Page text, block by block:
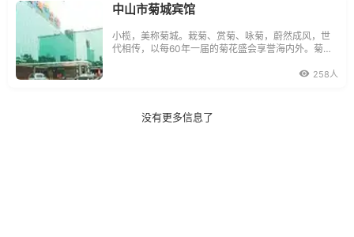
善，中
中山市菊城宾馆
小榄，美称菊城。栽菊、赏菊、咏菊，蔚然成风，世
代相传，以每60年一届的菊花盛会享誉海内外。菊城
雅恬静、交通极为方便。宾馆占地面积达2万多平方258人
没有更多信息了